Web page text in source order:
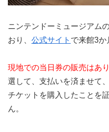
ニンテンドーミュージアム
おり、 公式サイト で来館3か
現地での当日券の販売はあ
選して、支払いを済ませて
チケットを購入したことを
ん。